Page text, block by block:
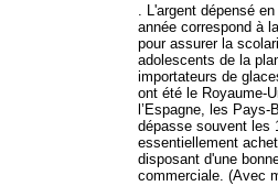
. L'argent dépensé
année correspond à
pour assurer la
adolescents de la
importateurs de
ont été le Royaume-
l’Espagne, les
dépasse souvent les
essentiellement
disposant d'une
commerciale. (Avec